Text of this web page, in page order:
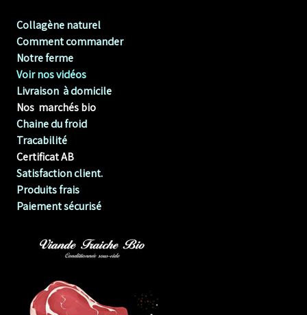
Collagène naturel
Comment commander
Notre ferme
Voir nos vidéos
Livraison à domicile
Nos marchés bio
Chaine du froid
Tracabilité
Certificat AB
Satisfaction client.
Produits frais
Paiement sécurisé